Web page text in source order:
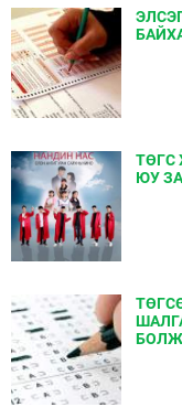
ТӨГС
ЮУ